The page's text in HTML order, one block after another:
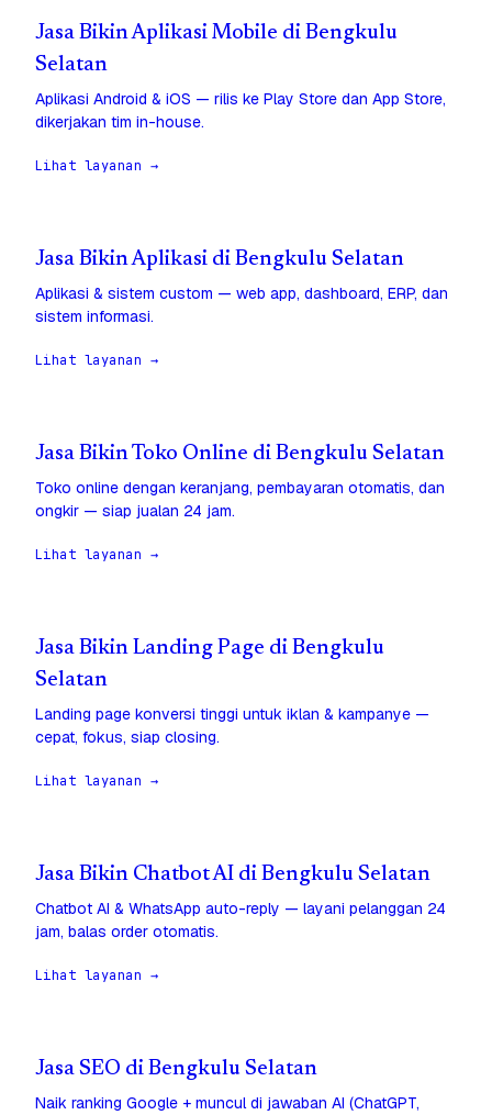
Jasa Bikin Aplikasi Mobile di Bengkulu
Selatan
Aplikasi Android & iOS — rilis ke Play Store dan App Store,
dikerjakan tim in-house.
Lihat layanan →
Jasa Bikin Aplikasi di Bengkulu Selatan
Aplikasi & sistem custom — web app, dashboard, ERP, dan
sistem informasi.
Lihat layanan →
Jasa Bikin Toko Online di Bengkulu Selatan
Toko online dengan keranjang, pembayaran otomatis, dan
ongkir — siap jualan 24 jam.
Lihat layanan →
Jasa Bikin Landing Page di Bengkulu
Selatan
Landing page konversi tinggi untuk iklan & kampanye —
cepat, fokus, siap closing.
Lihat layanan →
Jasa Bikin Chatbot AI di Bengkulu Selatan
Chatbot AI & WhatsApp auto-reply — layani pelanggan 24
jam, balas order otomatis.
Lihat layanan →
Jasa SEO di Bengkulu Selatan
Naik ranking Google + muncul di jawaban AI (ChatGPT,